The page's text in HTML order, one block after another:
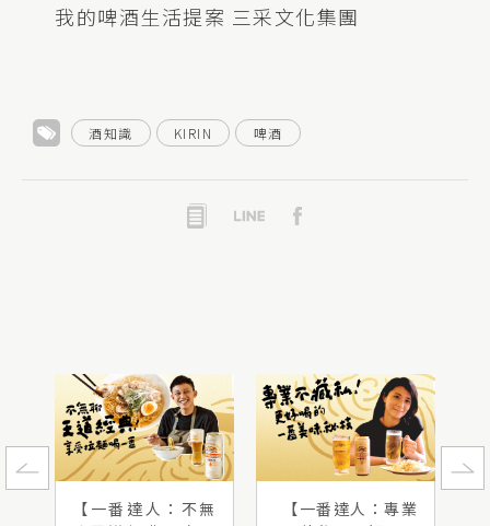
我的啤酒生活提案 三采文化集團
酒知識 KIRIN 啤酒
【一番達人：不無
【一番達人：專業